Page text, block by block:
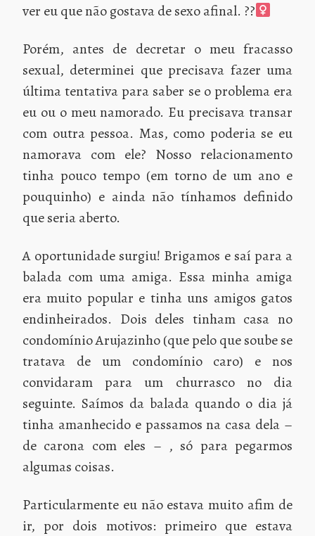
ver eu que não gostava de sexo afinal. ??‍
Porém, antes de decretar o meu fracasso
sexual, determinei que precisava fazer uma
última tentativa para saber se o problema era
eu ou o meu namorado. Eu precisava transar
com outra pessoa. Mas, como poderia se eu
namorava com ele? Nosso relacionamento
tinha pouco tempo (em torno de um ano e
pouquinho) e ainda não tínhamos definido
que seria aberto.
A oportunidade surgiu! Brigamos e saí para a
balada com uma amiga. Essa minha amiga
era muito popular e tinha uns amigos gatos
endinheirados. Dois deles tinham casa no
condomínio Arujazinho (que pelo que soube se
tratava de um condomínio caro) e nos
convidaram para um churrasco no dia
seguinte. Saímos da balada quando o dia já
tinha amanhecido e passamos na casa dela –
de carona com eles – , só para pegarmos
algumas coisas.
Particularmente eu não estava muito afim de
ir, por dois motivos: primeiro que estava